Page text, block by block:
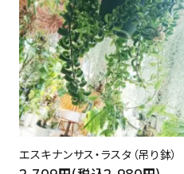
エスキナンサス・ラスタ（吊り鉢）